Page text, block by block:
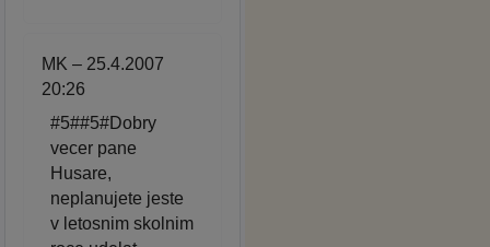
MK – 25.4.2007
20:26
#5##5#Dobry
vecer pane
Husare,
neplanujete jeste
v letosnim skolnim